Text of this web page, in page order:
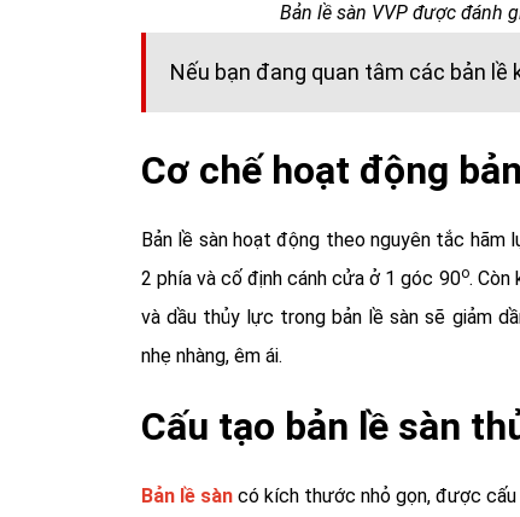
Bản lề sàn VVP được đánh
Nếu bạn đang quan tâm các bản
Cơ chế hoạt động
Bản lề sàn hoạt động theo nguyên tắc hãm
2 phía và cố định cánh cửa ở 1 góc 90o. Còn
và dầu thủy lực trong bản lề sàn sẽ giảm
nhẹ nhàng, êm ái.
Cấu tạo bản lề sàn
Bản lề sàn có kích thước nhỏ gọn, được